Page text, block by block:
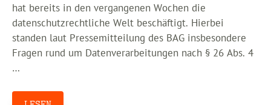
hat bereits in den vergangenen Wochen die
datenschutzrechtliche Welt beschäftigt. Hierbei
standen laut Pressemitteilung des BAG insbesondere
Fragen rund um Datenverarbeitungen nach § 26 Abs. 4
…